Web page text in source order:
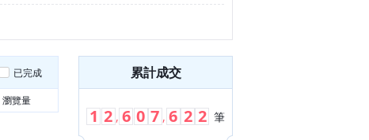
已完成
瀏覽量
累計成交
1 2 , 6 0 7 , 6 2 2 筆